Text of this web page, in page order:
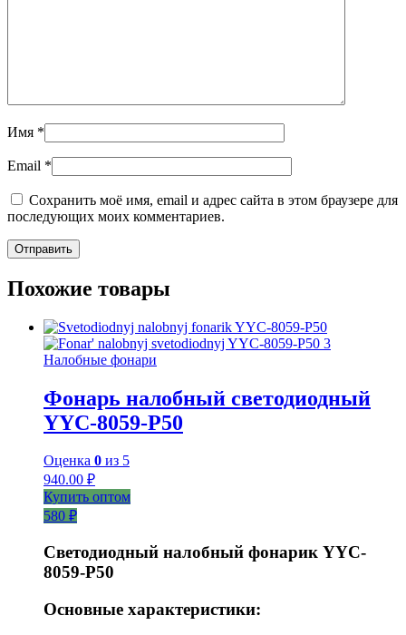
Имя *
Email *
Сохранить моё имя, email и адрес сайта в этом браузере для
последующих моих комментариев.
Похожие товары
Налобные фонари
Фонарь налобный светодиодный
YYC-8059-P50
Оценка 0 из 5
940.00 ₽
Купить оптом
580 ₽
Светодиодный налобный фонарик YYC-
8059-P50
Основные характеристики: